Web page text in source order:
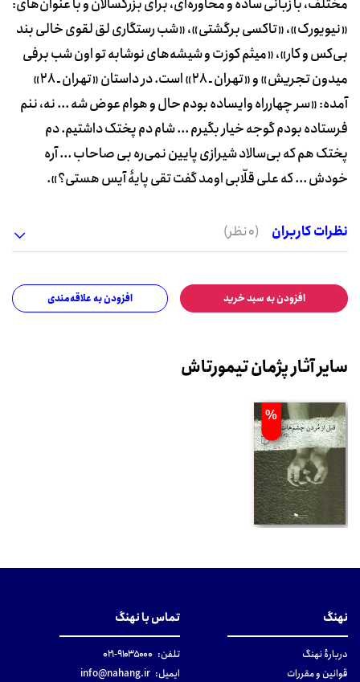
«نیویورک»، «تاکسی برگشتی»، «شب رستگاری لق لقوی خالی بند
بی‌کس و کار»، «میثم کوزت و شیشه‌های نوشابه تو اون شب برفی
میدون تجریش» و «تهران ـ 28» است. در داستان «تهران ـ 28»
آمده: «سر چهارراه وایساده بودم حال و هوام عوض شه ... نه، ننم
فرستاده بودم گوجه خیار بگیرم ... شام دم پختک داشتیم. دم
پختک هم که بی‌سالاد شیرازی پایین نمی‌ره بی صاحاب ... آره
خودش ... که علی قلّابی اومد گفت تقی پایۀ آیس هستی؟».
نظرات کاربران (0 نظر)
افزودن به سبد خرید افزودن به علاقه‌مندی
سایر آثار پژمان تیمورتاش
%
نهنگ
دربارهٔ نهنگ
قوانین و مقررات
تماس با نهنگ
تلفن: ۹۱۰۳۵۰۰۰-۰۲۱
ایمیل: info@nahang.ir